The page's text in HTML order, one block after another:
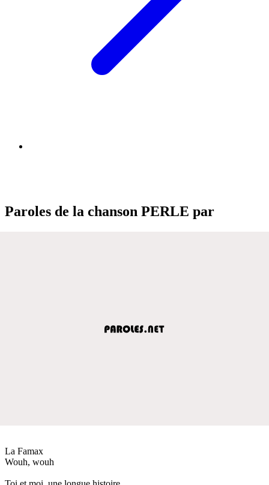
Paroles de la chanson PERLE par
La Famax
Wouh, wouh